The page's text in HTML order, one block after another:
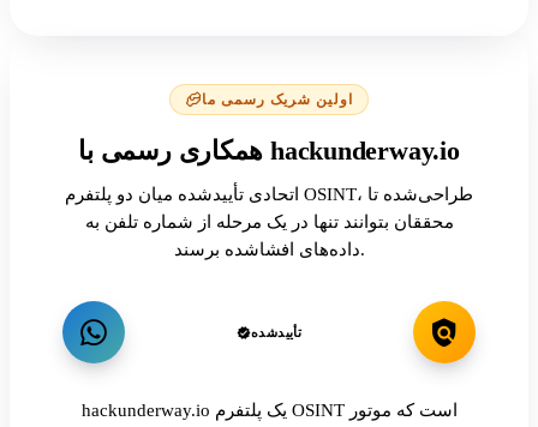
اولین شریک رسمی ما
همکاری رسمی با hackunderway.io
اتحادی تأییدشده میان دو پلتفرم OSINT، طراحی‌شده تا
محققان بتوانند تنها در یک مرحله از شماره تلفن به
داده‌های افشاشده برسند.
تأییدشده
hackunderway.io یک پلتفرم OSINT است که موتور